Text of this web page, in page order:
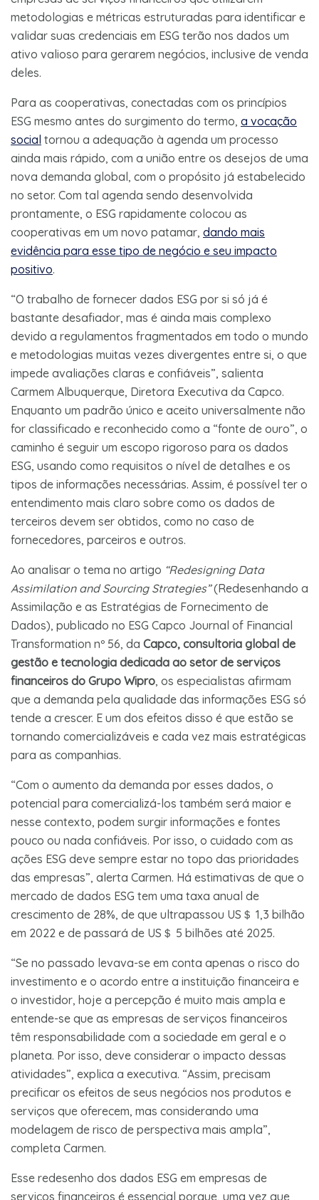
metodologias e métricas estruturadas para identificar e
validar suas credenciais em ESG terão nos dados um
ativo valioso para gerarem negócios, inclusive de venda
deles.
Para as cooperativas, conectadas com os princípios
ESG mesmo antes do surgimento do termo, a vocação
social tornou a adequação à agenda um processo
ainda mais rápido, com a união entre os desejos de uma
nova demanda global, com o propósito já estabelecido
no setor. Com tal agenda sendo desenvolvida
prontamente, o ESG rapidamente colocou as
cooperativas em um novo patamar, dando mais
evidência para esse tipo de negócio e seu impacto
positivo.
“O trabalho de fornecer dados ESG por si só já é
bastante desafiador, mas é ainda mais complexo
devido a regulamentos fragmentados em todo o mundo
e metodologias muitas vezes divergentes entre si, o que
impede avaliações claras e confiáveis”, salienta
Carmem Albuquerque, Diretora Executiva da Capco.
Enquanto um padrão único e aceito universalmente não
for classificado e reconhecido como a “fonte de ouro”, o
caminho é seguir um escopo rigoroso para os dados
ESG, usando como requisitos o nível de detalhes e os
tipos de informações necessárias. Assim, é possível ter o
entendimento mais claro sobre como os dados de
terceiros devem ser obtidos, como no caso de
fornecedores, parceiros e outros.
Ao analisar o tema no artigo “Redesigning Data
Assimilation and Sourcing Strategies”(Redesenhando a
Assimilação e as Estratégias de Fornecimento de
Dados), publicado no ESG Capco Journal of Financial
Transformation nº 56, da Capco, consultoria global de
gestão e tecnologia dedicada ao setor de serviços
financeiros do Grupo Wipro, os especialistas afirmam
que a demanda pela qualidade das informações ESG só
tende a crescer. E um dos efeitos disso é que estão se
tornando comercializáveis e cada vez mais estratégicas
para as companhias.
“Com o aumento da demanda por esses dados, o
potencial para comercializá-los também será maior e
nesse contexto, podem surgir informações e fontes
pouco ou nada confiáveis. Por isso, o cuidado com as
ações ESG deve sempre estar no topo das prioridades
das empresas”, alerta Carmen. Há estimativas de que o
mercado de dados ESG tem uma taxa anual de
crescimento de 28%, de que ultrapassou US＄ 1,3 bilhão
em 2022 e de passará de US＄ 5 bilhões até 2025.
“Se no passado levava-se em conta apenas o risco do
investimento e o acordo entre a instituição financeira e
o investidor, hoje a percepção é muito mais ampla e
entende-se que as empresas de serviços financeiros
têm responsabilidade com a sociedade em geral e o
planeta. Por isso, deve considerar o impacto dessas
atividades”, explica a executiva. “Assim, precisam
precificar os efeitos de seus negócios nos produtos e
serviços que oferecem, mas considerando uma
modelagem de risco de perspectiva mais ampla”,
completa Carmen.
Esse redesenho dos dados ESG em empresas de
serviços financeiros é essencial porque, uma vez que